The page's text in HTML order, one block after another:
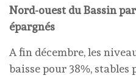
Nord-ouest du Bassin
épargnés
A fin décembre, les
baisse pour 38%, stables